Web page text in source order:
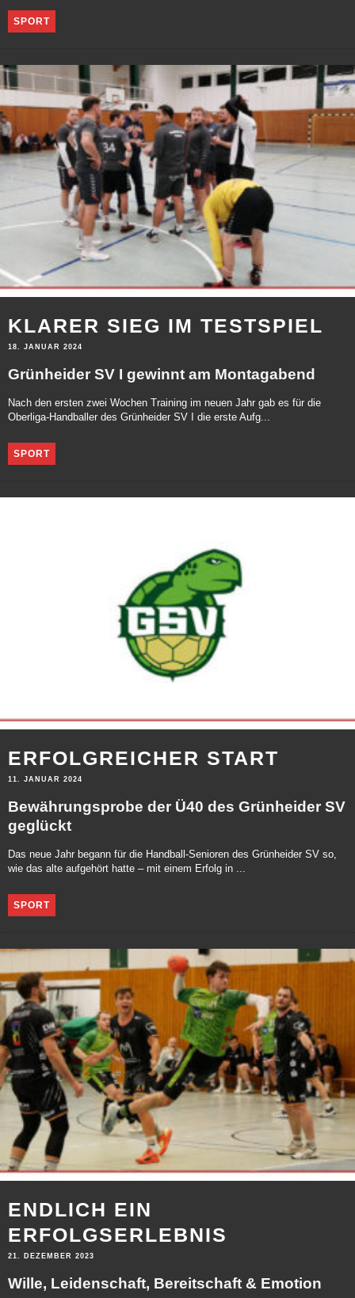
SPORT
KLARER SIEG IM TESTSPIEL
18. JANUAR 2024
Grünheider SV I gewinnt am Montagabend
Nach den ersten zwei Wochen Training im neuen Jahr gab es für die
Oberliga-Handballer des Grünheider SV I die erste Aufg...
SPORT
ERFOLGREICHER START
11. JANUAR 2024
Bewährungsprobe der Ü40 des Grünheider SV
geglückt
Das neue Jahr begann für die Handball-Senioren des Grünheider SV so,
wie das alte aufgehört hatte – mit einem Erfolg in ...
SPORT
ENDLICH EIN
ERFOLGSERLEBNIS
21. DEZEMBER 2023
Wille, Leidenschaft, Bereitschaft & Emotion